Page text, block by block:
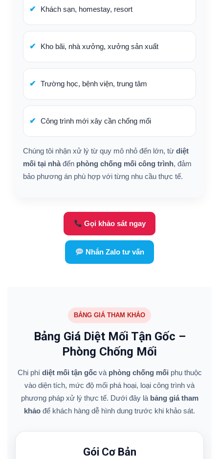
Khách sạn, homestay, resort
Kho bãi, nhà xưởng, xưởng sản xuất
Trường học, bệnh viện, trung tâm
Công trình mới xây cần chống mối
Chúng tôi nhận xử lý từ quy mô nhỏ đến lớn, từ diệt
mối tại nhà đến phòng chống mối công trình, đảm
bảo phương án phù hợp với từng nhu cầu thực tế.
Gọi khảo sát ngay
Nhắn Zalo tư vấn
BẢNG GIÁ THAM KHẢO
Bảng Giá Diệt Mối Tận Gốc –
Phòng Chống Mối
Chi phí diệt mối tận gốcvà phòng chống mối phụ thuộc
vào diện tích, mức độ mối phá hoại, loại công trình và
phương pháp xử lý thực tế. Dưới đây là bảng giá tham
khảo để khách hàng dễ hình dung trước khi khảo sát.
Gói Cơ Bản